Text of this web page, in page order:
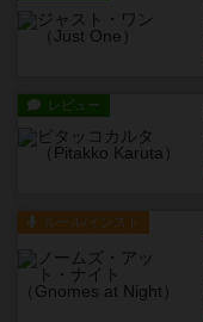
レビュー
ルール/インスト